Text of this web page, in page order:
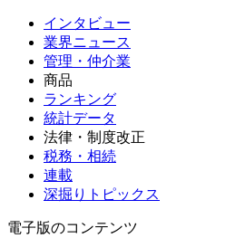
インタビュー
業界ニュース
管理・仲介業
商品
ランキング
統計データ
法律・制度改正
税務・相続
連載
深掘りトピックス
電子版のコンテンツ